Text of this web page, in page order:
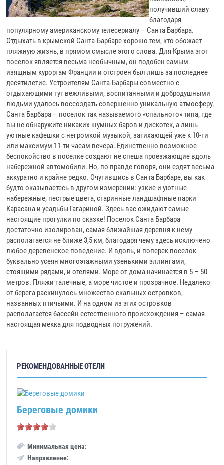
получивший славу
благодаря
популярному американскому телесериалу – Санта Барбара.
Отдыхать в крымской Санта-Барбаре хорошо тем, кто обожает
пляжную жизнь, в прямом смысле этого слова. Для Крыма этот
поселок является весьма необычным, он подобен самым
изящным курортам Франции и отстроен был лишь за последнее
десятилетие. Устроителям Санта-Барбары совместно с
отдыхающими тут вежливыми, воспитанными и добродушными
людьми удалось воссоздать совершенно уникальную атмосферу.
Санта Барбара – поселок так называемого «спального» типа, где
вы не обнаружите никаких шумных баров и дискотек, а лишь
уютные кафешки с негромкой музыкой, затихающей уже к 10-ти
или максимум 11-ти часам вечера. Единственно возможное
беспокойство в поселке создают не спеша проезжающие вдоль
набережной автомобили. Но, по правде говоря, они ездят весьма
аккуратно и крайне редко. Очутившись в Санта Барбаре, вы как
будто оказываетесь в другом измерении: узкие и уютные
набережные, пестрые цвета, старинные ландшафтные парки
Карасана и усадьбы Гагариной. Здесь вас ожидают самые
настоящие прогулки по сказке! Поселок Санта Барбара
достаточно изолирован, самая ближайшая деревня к нему
располагается не ближе 3,5 км, благодаря чему здесь исключено
любое деревенское поведение. И вдоль, и поперек поселок
буквально усеян многоэтажными узенькими эллингами,
стоящими рядами, и отелями. Море от дома начинается в 5 – 50
метров. Пляжи галечные, а море чистое и прозрачное. Недалеко
от берега раскинулось множество скальных островков,
названных птичьими. И на одном из этих островков
располагается бассейн естественного происхождения – самая
настоящая мекка для подводных погружений.
РЕКОМЕНДОВАННЫЕ ОТЕЛИ
Береговые домики
Минимальная цена:
Направление: